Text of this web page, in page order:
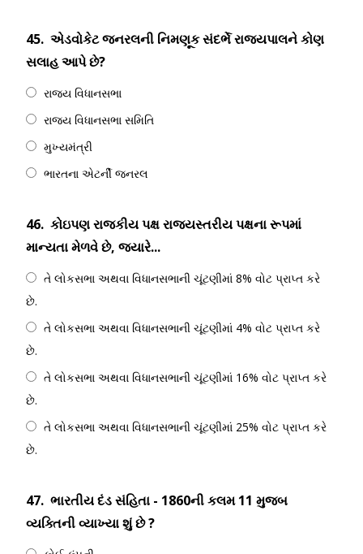
45. એડવોકેટ જનરલની નિમણૂક સંદર્ભે રાજ્યપાલને કોણ
સલાહ આપે છે?
રાજ્ય વિધાનસભા
રાજ્ય વિધાનસભા સમિતિ
મુખ્યમંત્રી
ભારતના એટર્ની જનરલ
46. કોઇપણ રાજકીય પક્ષ રાજ્યસ્તરીય પક્ષના રૂપમાં
માન્યતા મેળવે છે, જ્યારે...
તે લોકસભા અથવા વિધાનસભાની ચૂંટણીમાં 8% વોટ પ્રાપ્ત કરે
છે.
તે લોકસભા અથવા વિધાનસભાની ચૂંટણીમાં 4% વોટ પ્રાપ્ત કરે
છે.
તે લોકસભા અથવા વિધાનસભાની ચૂંટણીમાં 16% વોટ પ્રાપ્ત કરે
છે.
તે લોકસભા અથવા વિધાનસભાની ચૂંટણીમાં 25% વોટ પ્રાપ્ત કરે
છે.
47. ભારતીય દંડ સંહિતા - 1860ની કલમ 11 મુજબ
વ્યક્તિની વ્યાખ્યા શું છે ?